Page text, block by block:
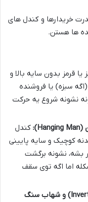
خریدارها و کندل های
ها هستن.
یا قرمز بدون سایه بالا و
سبزه) یا فروشنده
نشونه شروع یه حرکت
کندل
کوچیک و سایه پایینی
بشه، نشونه برگشت
اما اگه توی سقف
کندل چکش معکوس (Inverted Hammer) و شهاب سنگ